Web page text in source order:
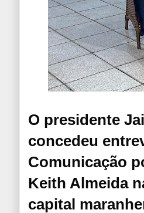
O presidente
concedeu
Comunicação
Keith Almeida
capital